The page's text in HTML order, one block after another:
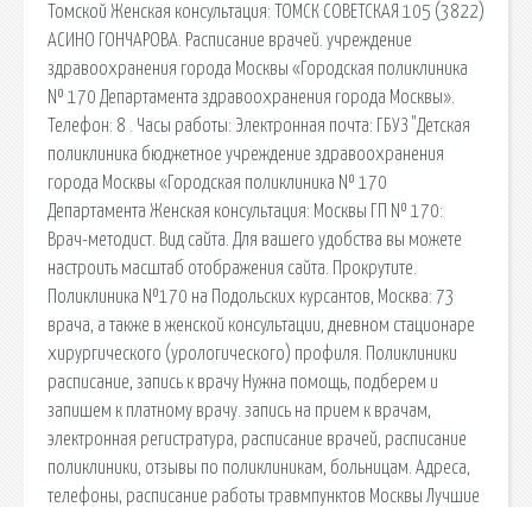
Томской Женская консультация: ТОМСК СОВЕТСКАЯ 105 (3822)
АСИНО ГОНЧАРОВА. Расписание врачей. учреждение
здравоохранения города Москвы «Городская поликлиника
№ 170 Департамента здравоохранения города Москвы».
Телефон: 8 . Часы работы: Электронная почта: ГБУЗ "Детская
поликлиника бюджетное учреждение здравоохранения
города Москвы «Городская поликлиника № 170
Департамента Женская консультация: Москвы ГП № 170:
Врач-методист. Вид сайта. Для вашего удобства вы можете
настроить масштаб отображения сайта. Прокрутите.
Поликлиника №170 на Подольских курсантов, Москва: 73
врача, а также в женской консультации, дневном стационаре
хирургического (урологического) профиля. Поликлиники
расписание, запись к врачу Нужна помощь, подберем и
запишем к платному врачу. запись на прием к врачам,
электронная регистратура, расписание врачей, расписание
поликлиники, отзывы по поликлиникам, больницам. Адреса,
телефоны, расписание работы травмпунктов Москвы Лучшие